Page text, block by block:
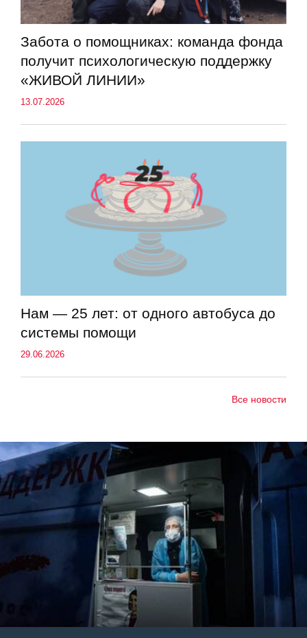
Забота о помощниках: команда фонда
получит психологическую поддержку
«ЖИВОЙ ЛИНИИ»
13.07.2026
Нам — 25 лет: от одного автобуса до
системы помощи
29.06.2026
Все новости